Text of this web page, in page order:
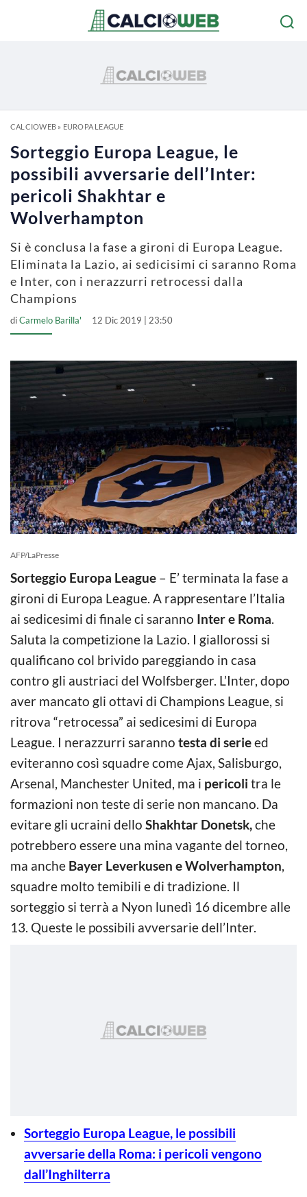
CALCIOWEB» EUROPA LEAGUE
Sorteggio Europa League, le
possibili avversarie dell’Inter:
pericoli Shakhtar e
Wolverhampton
Si è conclusa la fase a gironi di Europa League.
Eliminata la Lazio, ai sedicisimi ci saranno Roma
e Inter, con i nerazzurri retrocessi dalla
Champions
diCarmelo Barilla' 12 Dic 2019 | 23:50
AFP/LaPresse
Sorteggio Europa League – E’ terminata la fase a
gironi di Europa League. A rappresentare l’Italia
ai sedicesimi di finale ci saranno Inter e Roma.
Saluta la competizione la Lazio. I giallorossi si
qualificano col brivido pareggiando in casa
contro gli austriaci del Wolfsberger. L’Inter, dopo
aver mancato gli ottavi di Champions League, si
ritrova “retrocessa” ai sedicesimi di Europa
League. I nerazzurri saranno testa di serieed
eviteranno così squadre come Ajax, Salisburgo,
Arsenal, Manchester United, ma i pericoli tra le
formazioni non teste di serie non mancano. Da
evitare gli ucraini dello Shakhtar Donetsk,che
potrebbero essere una mina vagante del torneo,
ma anche Bayer Leverkusen e Wolverhampton,
squadre molto temibili e di tradizione. Il
sorteggio si terrà a Nyon lunedì 16 dicembre alle
13. Queste le possibili avversarie dell’Inter.
Sorteggio Europa League, le possibili
avversarie della Roma: i pericoli vengono
dall’Inghilterra